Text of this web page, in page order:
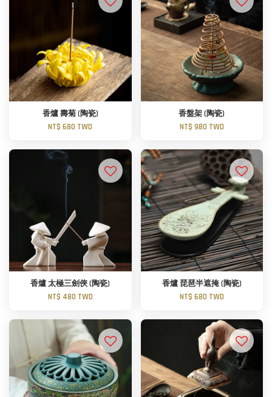
香爐 壽菊 (陶瓷)
NT$ 680 TWD
香盤架 (陶瓷)
NT$ 980 TWD
香爐 太極三劍俠 (陶瓷)
NT$ 480 TWD
香爐 琵琶半遮掩 (陶瓷)
NT$ 680 TWD